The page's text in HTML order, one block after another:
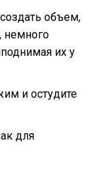
объем,
немного
их у
и остудите
для